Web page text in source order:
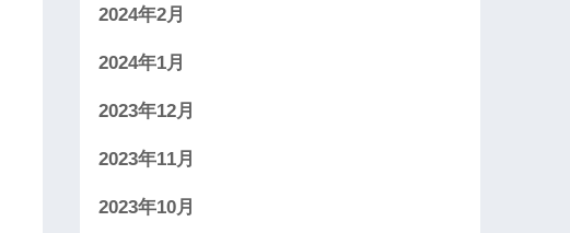
2024年2月
2024年1月
2023年12月
2023年11月
2023年10月